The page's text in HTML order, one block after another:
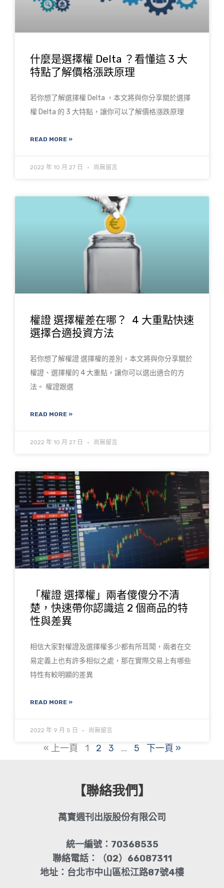
什麼是選擇權 Delta ？看懂這 3 大
特點了解價格漲跌原理
若你想了解選擇權 Delta ，本文將與你分享關於選擇
權 Delta 的 3 大特點，讓你可以了解價格漲跌原理
READ MORE »
2022 年 10 月 27 日 尚無留言
權證 選擇權差在哪？ 4 大重點快速
選擇合適投資方法
若你想了解權證 選擇權的差別，本文將與你分享關於
權證、選擇權的 4 大重點，讓你可以選出適合的方
法。 權證跟選
READ MORE »
2022 年 10 月 27 日 尚無留言
「權證 選擇權」兩者傻傻分不清
楚，快速帶你認識這 2 個商品的特
性與差異
相信大家對權證及選擇權多少都有所耳聞，兩者在交
易定義上也有許多相似之處，那在實際交易上有哪些
特性有較明顯的差異
READ MORE »
2022 年 9 月 5 日 尚無留言
« 上一頁 1 2 3 ... 5 下一頁 »
【聯絡我們】
萬寶週刊出版股份有限公司
統一編號：70368535
聯絡電話：（02）66087311
地址：台北市中山區松江路87號4樓